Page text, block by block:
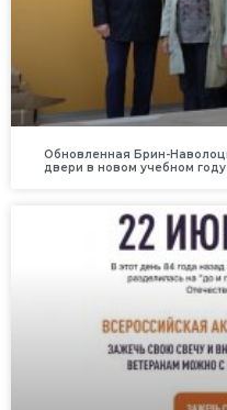
Обновленная Брин-
двери в новом учебном году